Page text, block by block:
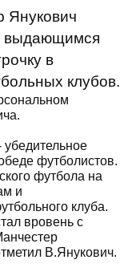
Янукович
выдающимся
в
клубов.
футболистов.
футбола на
и
клуба.
вровень с
В.Янукович.